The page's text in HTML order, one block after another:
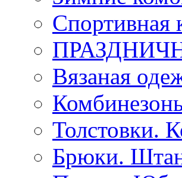
Спортивная
Вязаная
Толстовки.
Брюки.